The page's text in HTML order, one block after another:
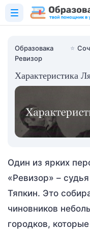
Образовака ⭐
Ревизор
Характеристика
Один из ярких
«Ревизор» –
Тяпкин. Это
чиновников
городков,